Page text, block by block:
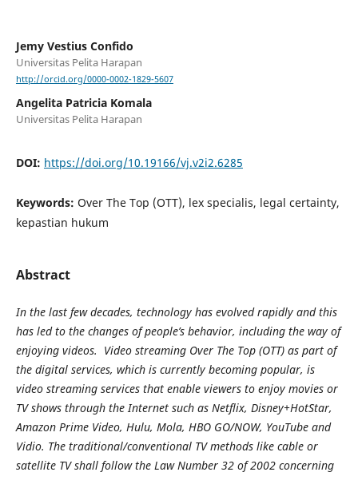
Jemy Vestius Confido
Universitas Pelita Harapan
http://orcid.org/0000-0002-1829-5607
Angelita Patricia Komala
Universitas Pelita Harapan
DOI: https://doi.org/10.19166/vj.v2i2.6285
Keywords: Over The Top (OTT), lex specialis, legal certainty,
kepastian hukum
Abstract
In the last few decades, technology has evolved rapidly and this
has led to the changes of people’s behavior, including the way of
enjoying videos. Video streaming Over The Top (OTT) as part of
the digital services, which is currently becoming popular, is
video streaming services that enable viewers to enjoy movies or
TV shows through the Internet such as Netflix, Disney+HotStar,
Amazon Prime Video, Hulu, Mola, HBO GO/NOW, YouTube and
Vidio. The traditional/conventional TV methods like cable or
satellite TV shall follow the Law Number 32 of 2002 concerning